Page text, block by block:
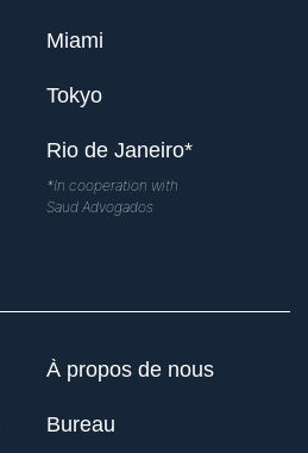
Miami
Tokyo
Rio de Janeiro*
*In cooperation with
Saud Advogados
À propos de nous
Bureau